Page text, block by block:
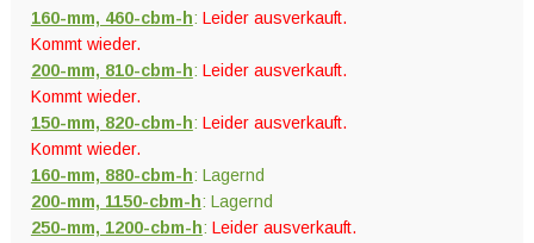
160-mm, 460-cbm-h: Leider ausverkauft.
Kommt wieder.
200-mm, 810-cbm-h: Leider ausverkauft.
Kommt wieder.
150-mm, 820-cbm-h: Leider ausverkauft.
Kommt wieder.
160-mm, 880-cbm-h: Lagernd
200-mm, 1150-cbm-h: Lagernd
250-mm, 1200-cbm-h: Leider ausverkauft.